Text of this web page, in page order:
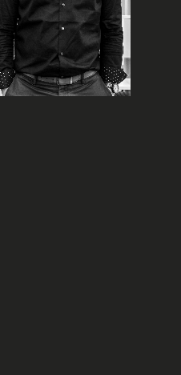
Associé |
Architecte